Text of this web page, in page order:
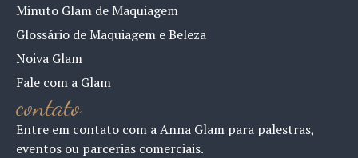
Minuto Glam de Maquiagem
Glossário de Maquiagem e Beleza
Noiva Glam
Fale com a Glam
contato
Entre em contato com a Anna Glam para palestras,
eventos ou parcerias comerciais.